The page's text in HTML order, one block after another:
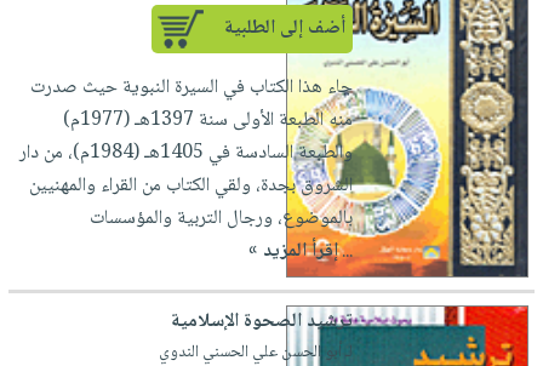
أضف إلى الطلبية
جاء هذا الكتاب في السيرة النبوية حيث صدرت
منه الطبعة الأولى سنة 1397هـ (1977م)
والطبعة السادسة في 1405هـ (1984م)، من دار
الشروق بجدة، ولقي الكتاب من القراء والمهنيين
بالموضوع، ورجال التربية والمؤسسات
...إقرأ المزيد »
ترشيد الصحوة الإسلامية
لـ أبو الحسن علي الحسني الندوي